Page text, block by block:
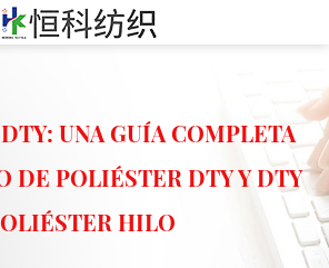
UNA GUÍA COMPLETA
DE POLIÉSTER DTY Y DTY
HILO